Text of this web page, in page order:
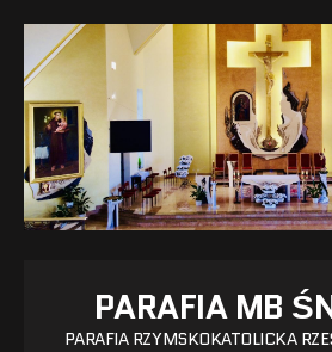
PARAFIA MB
PARAFIA RZYMSKOKATOLICKA